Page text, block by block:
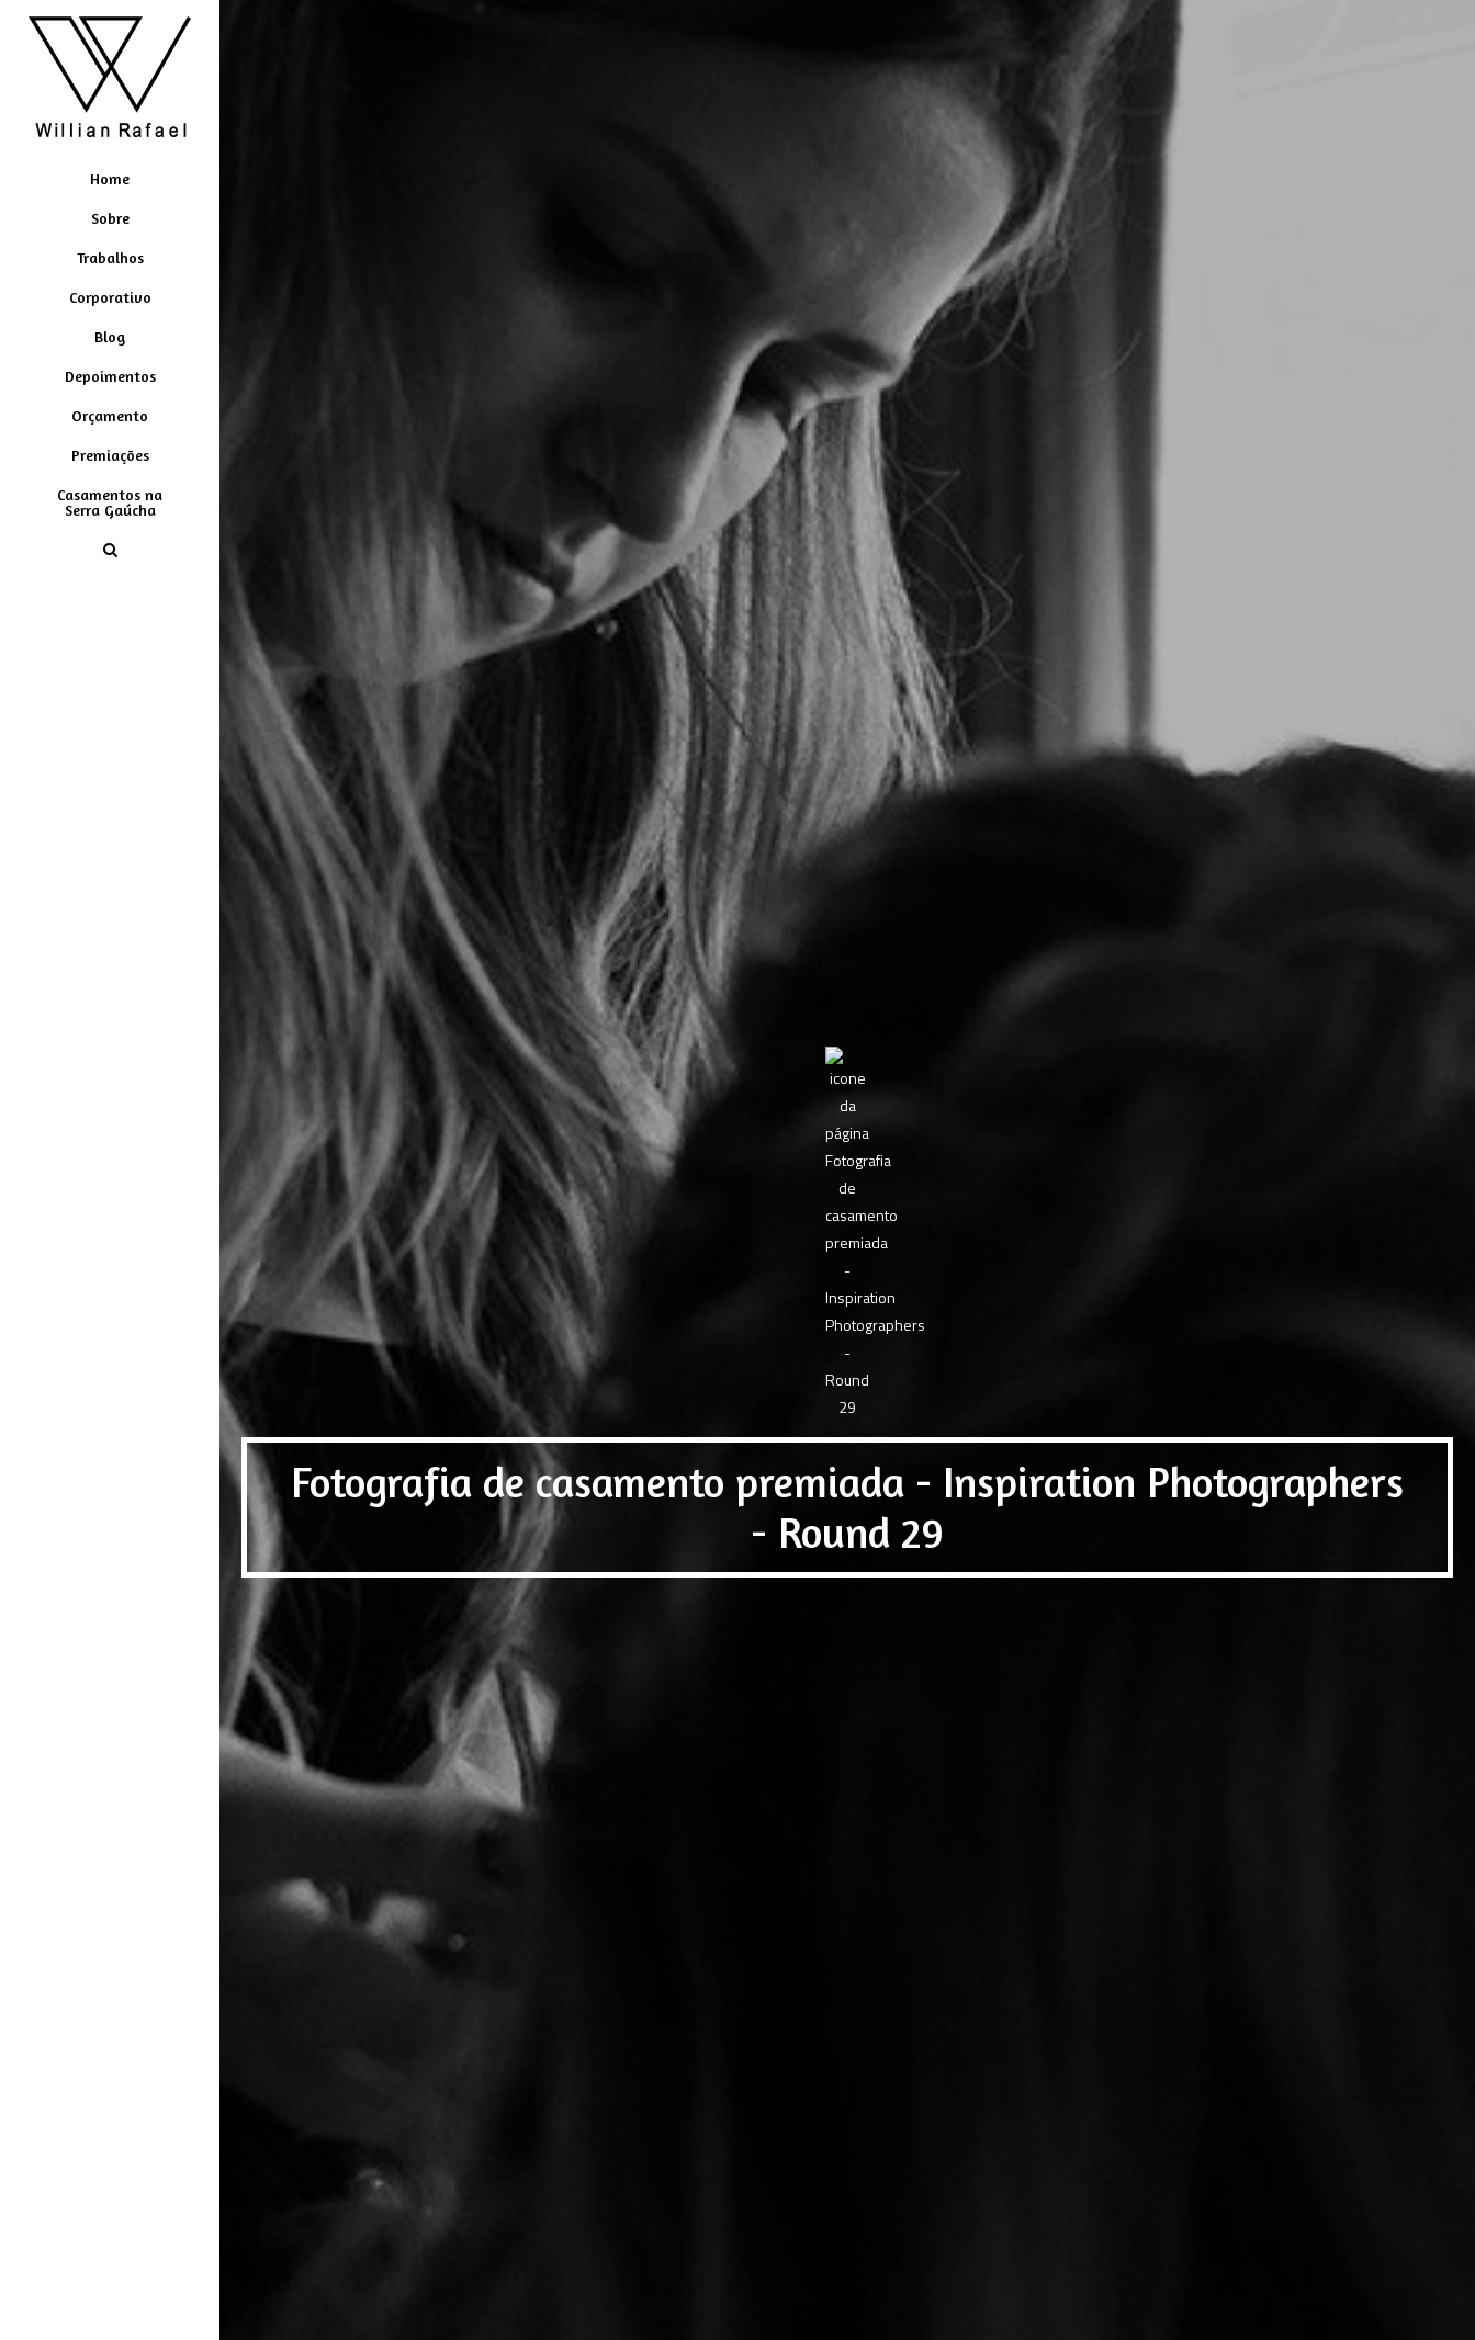
Home
Sobre
Trabalhos
Corporativo
Blog
Depoimentos
Orçamento
Premiações
Casamentos na
Serra Gaúcha
Fotografia de casamento premiada - Inspiration Photographers
- Round 29